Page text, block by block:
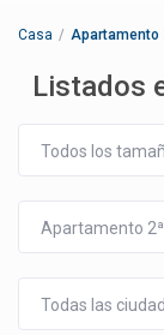
Casa Apartamento
Listados
Todos los
Apartamento
Todas las